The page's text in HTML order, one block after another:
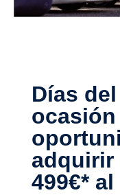
Días del camión de
adquirir
499€* al